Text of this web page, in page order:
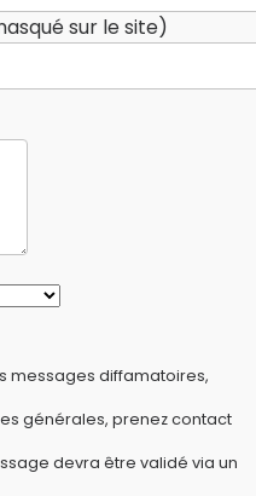
sur le site)
messages diffamatoires,
générales, prenez contact
devra être validé via un